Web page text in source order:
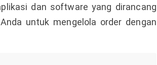
dan software yang dirancang
untuk mengelola order dengan